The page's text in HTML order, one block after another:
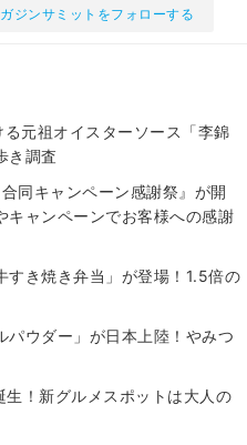
ジンサミットをフォローする
る元祖オイスターソース「李錦
き調査
同キャンペーン感謝祭』が開
キャンペーンでお客様への感謝
すき焼き弁当」が登場！1.5倍の
パウダー」が日本上陸！やみつ
！新グルメスポットは大人の